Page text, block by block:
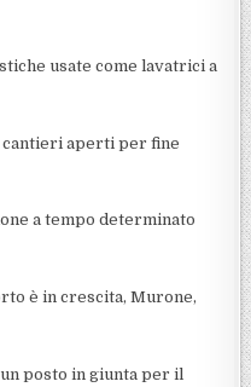
usate come lavatrici a
cantieri aperti per fine
a tempo determinato
è in crescita, Murone,
posto in giunta per il